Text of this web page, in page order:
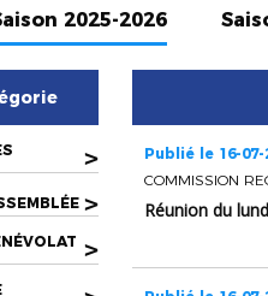
2025-2026
>
>
>
Publié le 16-07-
Réunion du